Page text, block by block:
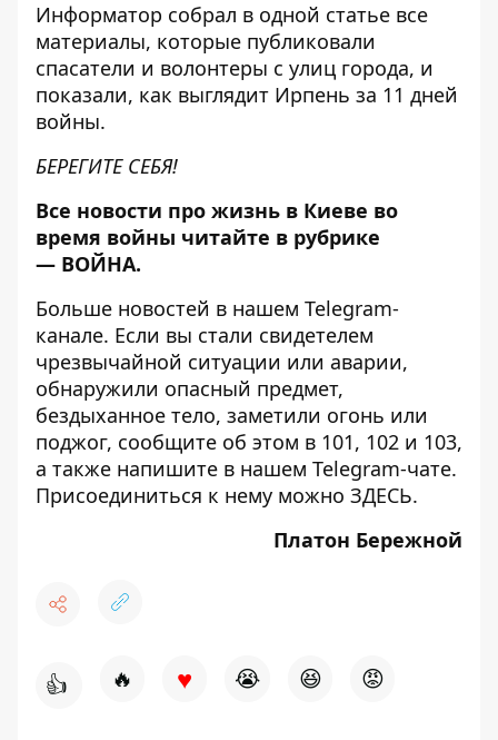
Информатор собрал в одной статье все
материалы, которые публиковали
спасатели и волонтеры с улиц города, и
показали, как выглядит Ирпень за 11 дней
войны.
БЕРЕГИТЕ СЕБЯ!
Все новости про жизнь в Киеве во
время войны читайте в рубрике
— ВОЙНА.
Больше новостей в нашем Telegram-
канале. Если вы стали свидетелем
чрезвычайной ситуации или аварии,
обнаружили опасный предмет,
бездыханное тело, заметили огонь или
поджог, сообщите об этом в 101, 102 и 103,
а также напишите в нашем Telegram-чате.
Присоединиться к нему можно ЗДЕСЬ.
Платон Бережной
👍 🔥 ♥ 😭 😆 😡